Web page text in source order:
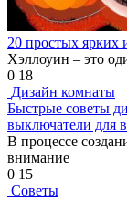
20 простых ярких
Хэллоуин – это
0 18
Дизайн комнаты
Быстрые советы
выключатели для
В процессе
внимание
0 15
Советы